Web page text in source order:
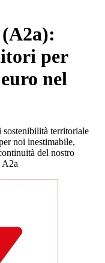
per
nel
territoriale
noi inestimabile,
del nostro
A2a